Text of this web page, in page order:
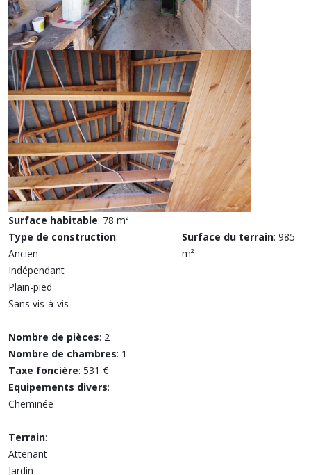
Surface habitable: 78 m²
Type de construction:
Ancien
Indépendant
Plain-pied
Sans vis-à-vis
Nombre de pièces: 2
Nombre de chambres: 1
Taxe foncière: 531 €
Equipements divers:
Cheminée
Surface du terrain: 985
m²
Terrain:
Attenant
Jardin